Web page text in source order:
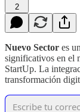
2
Nuevo Sector es
significativos en el
StartUp. La
transformación